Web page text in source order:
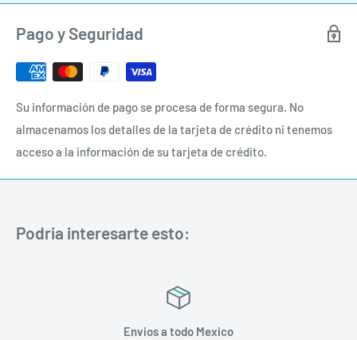
Pago y Seguridad
Su información de pago se procesa de forma segura. No
almacenamos los detalles de la tarjeta de crédito ni tenemos
acceso a la información de su tarjeta de crédito.
Podria interesarte esto:
Envios a todo Mexico